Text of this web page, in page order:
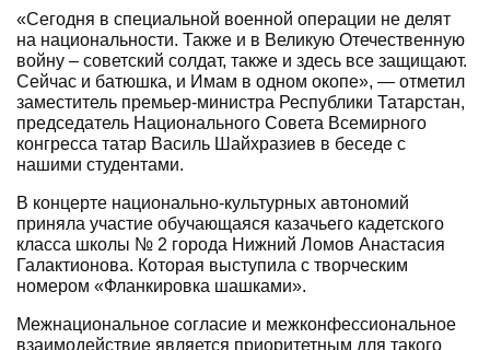
«Сегодня в специальной военной операции не делят
на национальности. Также и в Великую Отечественную
войну – советский солдат, также и здесь все защищают.
Сейчас и батюшка, и Имам в одном окопе», — отметил
заместитель премьер-министра Республики Татарстан,
председатель Национального Совета Всемирного
конгресса татар Василь Шайхразиев в беседе с
нашими студентами.
В концерте национально-культурных автономий
приняла участие обучающаяся казачьего кадетского
класса школы № 2 города Нижний Ломов Анастасия
Галактионова. Которая выступила с творческим
номером «Фланкировка шашками».
Межнациональное согласие и межконфессиональное
взаимодействие является приоритетным для такого